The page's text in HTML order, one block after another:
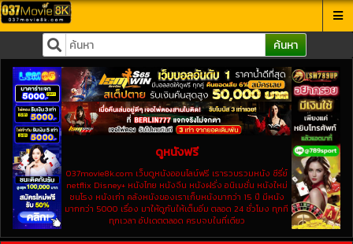
ค้นหา
ดูหนังฟรี
037movie8k.com เว็บดูหนังออนไลน์ฟรี เรารวบรวมหนัง ซีรี่ย์
netflix Disney+ หนังไทย หนังจีน หนังฝรั่ง อนิเมชั่น หนังใหม่
ชนโรง หนังเก่า คลังหนังของเราเก็บหนังมากว่า 15 ปี มีหนัง
มากกว่า 5000 เรื่อง มาให้ดูกันให้เต็มอิ่ม ตลอด 24 ชั่วโมง ทุกที
ทุกเวลา อัปเดตตลอด ครบจบในที่เดียว